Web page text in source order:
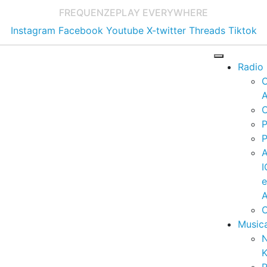
FREQUENZEPLAY EVERYWHERE
Instagram Facebook Youtube X-twitter Threads Tiktok
Radio
e